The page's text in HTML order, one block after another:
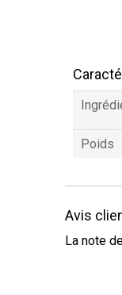
Poids
Avis
La note